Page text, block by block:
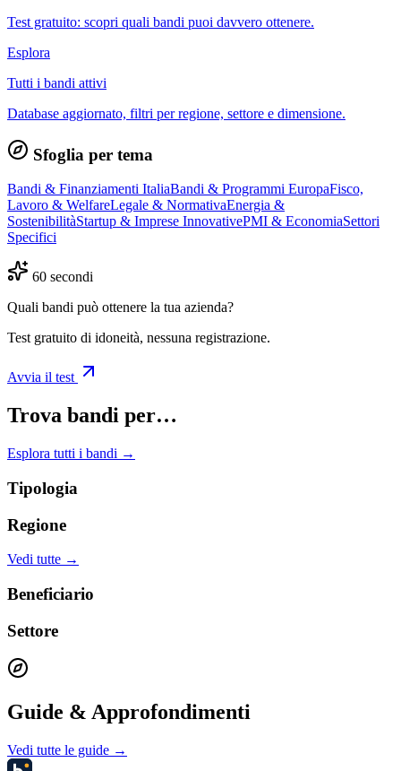
Test gratuito: scopri quali bandi puoi davvero ottenere.
Esplora
Tutti i bandi attivi
Database aggiornato, filtri per regione, settore e dimensione.
Sfoglia per tema
Bandi & Finanziamenti ItaliaBandi & Programmi EuropaFisco,
Lavoro & WelfareLegale & NormativaEnergia &
SostenibilitàStartup & Imprese InnovativePMI & EconomiaSettori
Specifici
60 secondi
Quali bandi può ottenere la tua azienda?
Test gratuito di idoneità, nessuna registrazione.
Avvia il test
Trova bandi per…
Esplora tutti i bandi →
Tipologia
Regione
Vedi tutte →
Beneficiario
Settore
Guide & Approfondimenti
Vedi tutte le guide →